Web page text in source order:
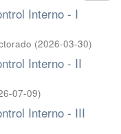
Interno - I
(2026-03-30)
Interno - II
07-09)
Interno - III